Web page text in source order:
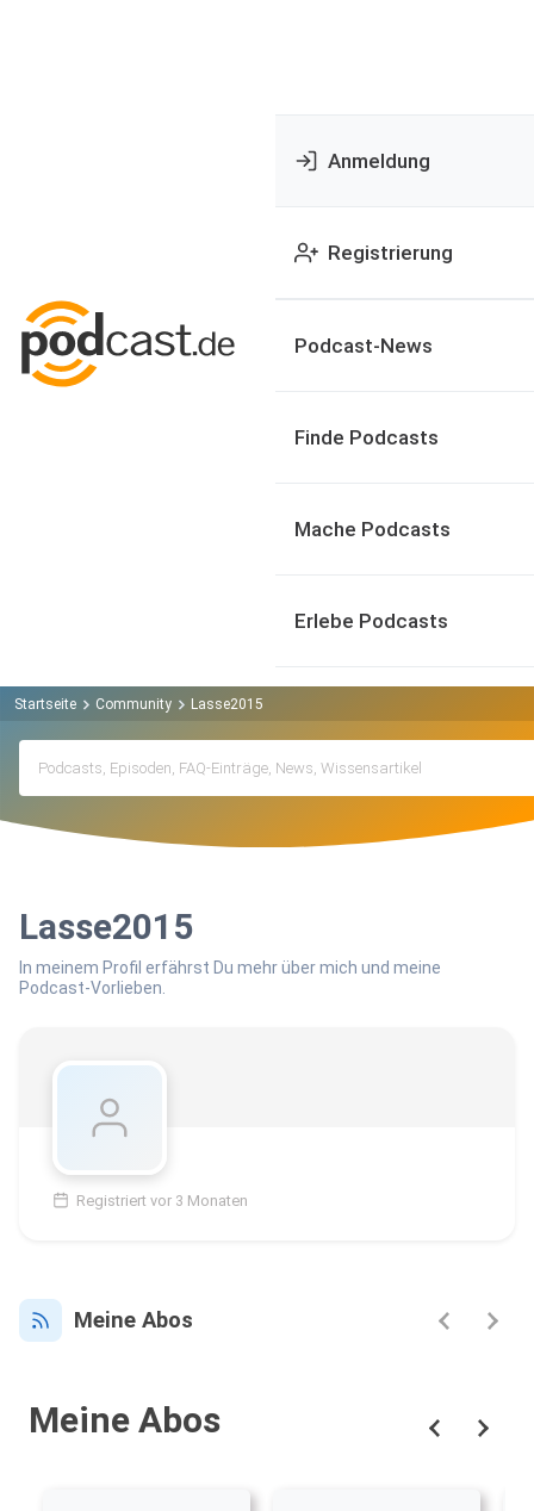
Anmeldung
Registrierung
Podcast-News
Finde Podcasts
Mache Podcasts
Erlebe Podcasts
Startseite Community Lasse2015
Lasse2015
In meinem Profil erfährst Du mehr über mich und meine
Podcast-Vorlieben.
Registriert vor 3 Monaten
Meine Abos
Meine Abos